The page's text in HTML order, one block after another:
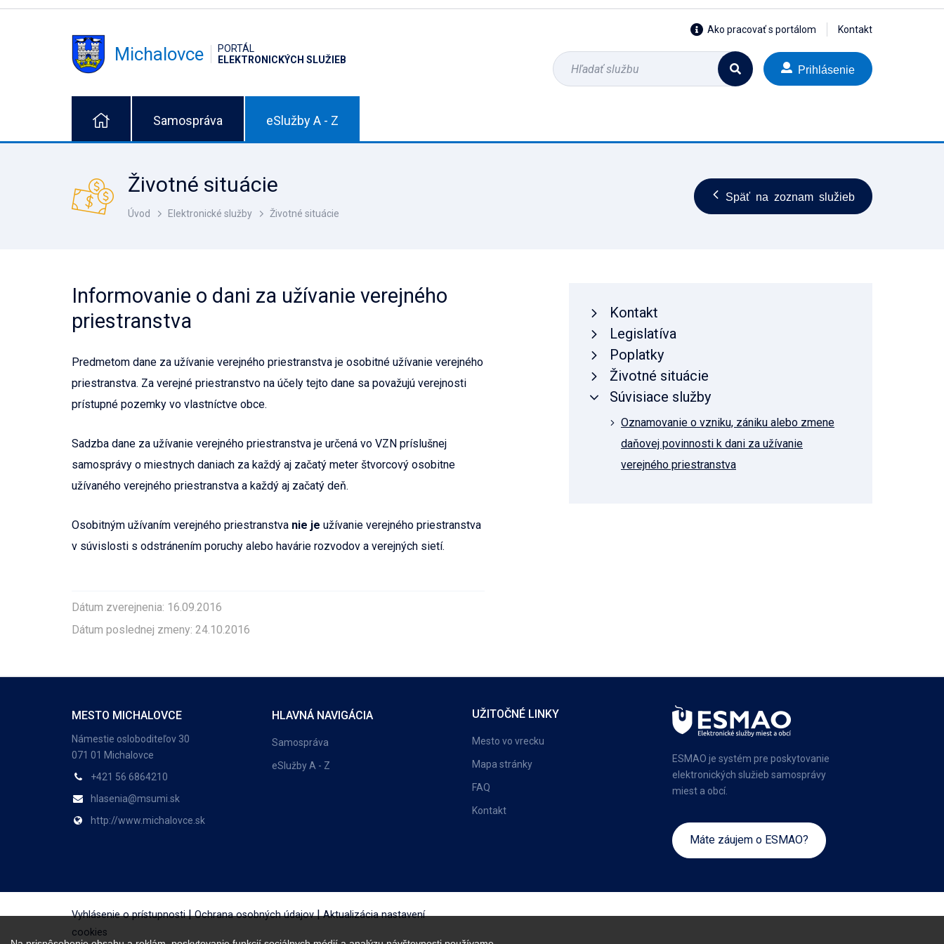
Michalovce
PORTÁL
ELEKTRONICKÝCH SLUŽIEB
Ako pracovať s portálom Kontakt
Prihlásenie
Samospráva eSlužby A - Z
Životné situácie
Úvod Elektronické služby Životné situácie
Späť na zoznam služieb
Informovanie o dani za užívanie verejného
priestranstva
Predmetom dane za užívanie verejného priestranstva je osobitné užívanie verejného
priestranstva. Za verejné priestranstvo na účely tejto dane sa považujú verejnosti
prístupné pozemky vo vlastníctve obce.
Sadzba dane za užívanie verejného priestranstva je určená vo VZN príslušnej
samosprávy o miestnych daniach za každý aj začatý meter štvorcový osobitne
užívaného verejného priestranstva a každý aj začatý deň.
Osobitným užívaním verejného priestranstva nie je užívanie verejného priestranstva
v súvislosti s odstránením poruchy alebo havárie rozvodov a verejných sietí.
Dátum zverejnenia: 16.09.2016
Dátum poslednej zmeny: 24.10.2016
Kontakt
Legislatíva
Poplatky
Životné situácie
Súvisiace služby
Oznamovanie o vzniku, zániku alebo zmene
daňovej povinnosti k dani za užívanie
verejného priestranstva
MESTO MICHALOVCE
Námestie osloboditeľov 30
071 01 Michalovce
+421 56 6864210
hlasenia@msumi.sk
http://www.michalovce.sk
HLAVNÁ NAVIGÁCIA
Samospráva
eSlužby A - Z
UŽITOČNÉ LINKY
Mesto vo vrecku
Mapa stránky
FAQ
Kontakt
ESMAO je systém pre poskytovanie
elektronických služieb samosprávy
miest a obcí.
Máte záujem o ESMAO?
Vyhlásenie o prístupnosti|Ochrana osobných údajov|Aktualizácia nastavení
cookies